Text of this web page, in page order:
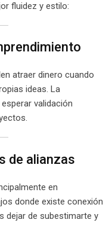
fluidez y estilo:
atraer dinero cuando
ideas. La
validación
de alianzas
en
donde existe conexión
dejar de subestimarte y